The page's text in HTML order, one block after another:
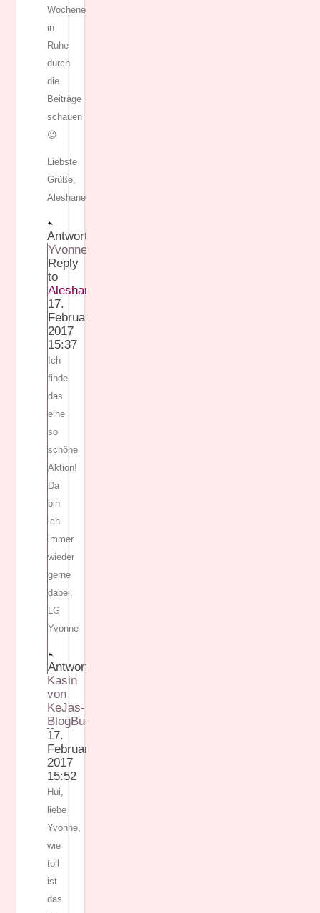
Wochenende
in
Ruhe
durch
die
Beiträge
schauen
😉
Liebste
Grüße,
Aleshanee
Antworten
Yvonne
Reply
to
Aleshanee
17.
Februar
2017
15:37
Ich
finde
das
eine
so
schöne
Aktion!
Da
bin
ich
immer
wieder
gerne
dabei.
LG
Yvonne
Antworten
Kasin
von
KeJas-
BlogBuch
17.
Februar
2017
15:52
Hui,
liebe
Yvonne,
wie
toll
ist
das